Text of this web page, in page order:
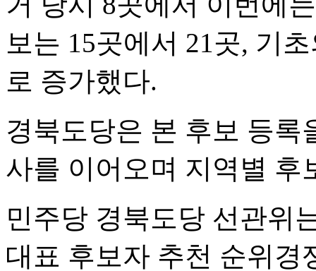
보는 15곳에서 21곳, 기
로 증가했다.
경북도당은 본 후보 등록
사를 이어오며 지역별 후
민주당 경북도당 선관위
대표 후보자 추천 순위경